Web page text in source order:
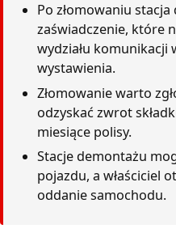
Po złomowaniu
zaświadczenie, które
wydziału komunikacji
wystawienia.
Złomowanie warto
odzyskać zwrot
miesiące polisy.
Stacje demontażu
pojazdu, a właściciel
oddanie samochodu.